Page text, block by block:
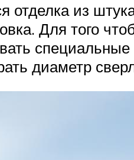
отделка из
Для того
диаметр